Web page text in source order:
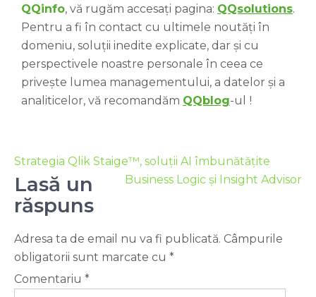
QQinfo, vă rugăm accesați pagina: QQsolutions.
Pentru a fi în contact cu ultimele noutăți în
domeniu, soluții inedite explicate, dar și cu
perspectivele noastre personale în ceea ce
privește lumea managementului, a datelor și a
analiticelor, vă recomandăm QQblog-ul !
Strategia Qlik Staige™, soluții AI îmbunătățite
Business Logic și Insight Advisor
Lasă un
răspuns
Adresa ta de email nu va fi publicată. Câmpurile
obligatorii sunt marcate cu *
Comentariu *